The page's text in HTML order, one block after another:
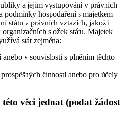
a jejím vystupování v právních
podmínky hospodaření s majetkem
státu v právních vztazích, jakož i
složek státu. Majetek
stát zejména:
v souvislosti s plněním těchto
činností anebo pro účely
věci jednat (podat žádost